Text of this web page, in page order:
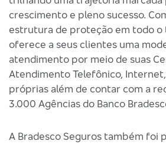
crescimento e pleno sucesso.
estrutura de proteção em todo
oferece a seus clientes uma
atendimento por meio de suas
Atendimento Telefônico,
próprias além de contar com a
3.000 Agências do Banco
A Bradesco Seguros também foi